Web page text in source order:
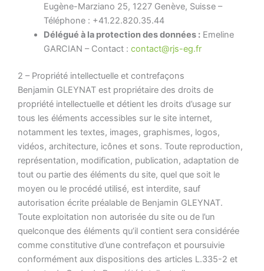
Eugène-Marziano 25, 1227 Genève, Suisse –
Téléphone : +41.22.820.35.44
Délégué à la protection des données :Emeline
GARCIAN – Contact : contact@rjs-eg.fr
2 – Propriété intellectuelle et contrefaçons
Benjamin GLEYNAT est propriétaire des droits de
propriété intellectuelle et détient les droits d’usage sur
tous les éléments accessibles sur le site internet,
notamment les textes, images, graphismes, logos,
vidéos, architecture, icônes et sons. Toute reproduction,
représentation, modification, publication, adaptation de
tout ou partie des éléments du site, quel que soit le
moyen ou le procédé utilisé, est interdite, sauf
autorisation écrite préalable de Benjamin GLEYNAT.
Toute exploitation non autorisée du site ou de l’un
quelconque des éléments qu’il contient sera considérée
comme constitutive d’une contrefaçon et poursuivie
conformément aux dispositions des articles L.335-2 et